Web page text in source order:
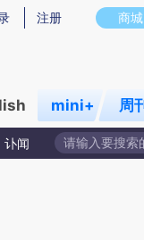
意图存在偏差。不代表财
商城
注册
mini+ 周
讣闻